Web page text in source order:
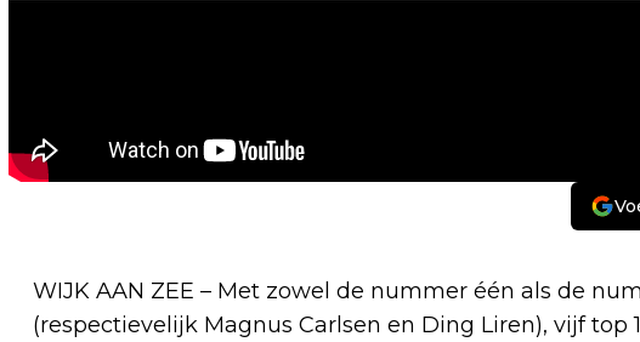
WIJK AAN ZEE – Met zowel de nummer één als de
(respectievelijk Magnus Carlsen en Ding Liren), vijf